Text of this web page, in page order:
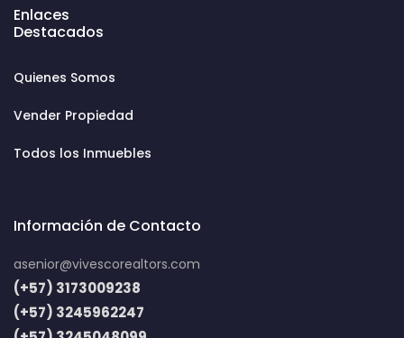
Enlaces
Destacados
Quienes Somos
Vender Propiedad
Todos los Inmuebles
Información de Contacto
asenior@vivescorealtors.com
(+57) 3173009238
(+57) 3245962247